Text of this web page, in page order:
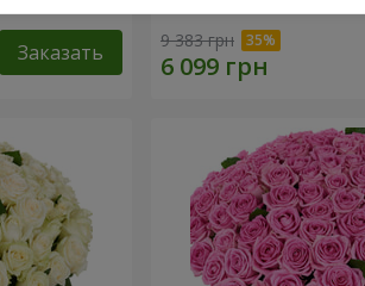
Заказать 9 383 грн